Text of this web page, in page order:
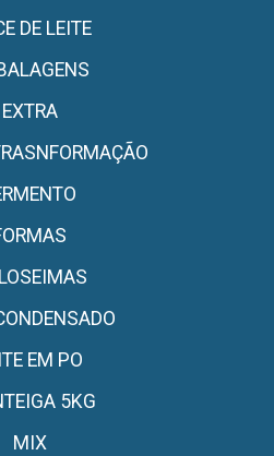
DE LEITE
EXTRA
EM PO
5KG
MIX